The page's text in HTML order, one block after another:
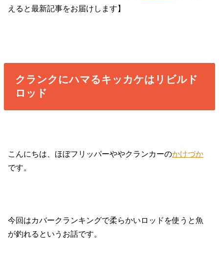
えると最新記事をお届けします】
クランクにハマるキッカケはリビルド
ロッド
こんにちは、ほぼフリッパーややクランカーのかけづか
です。
今回はカバークランキングで柔らかいロッドを使うと魚
が釣れるというお話です。